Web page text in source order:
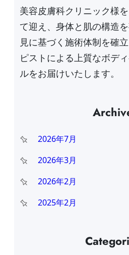
美容皮膚科クリニック様
て迎え、身体と肌の構造
見に基づく施術体制を確
ピストによる上質なボデ
ルをお届けいたします。
2026年7月
2026年3月
2026年2月
2025年2月